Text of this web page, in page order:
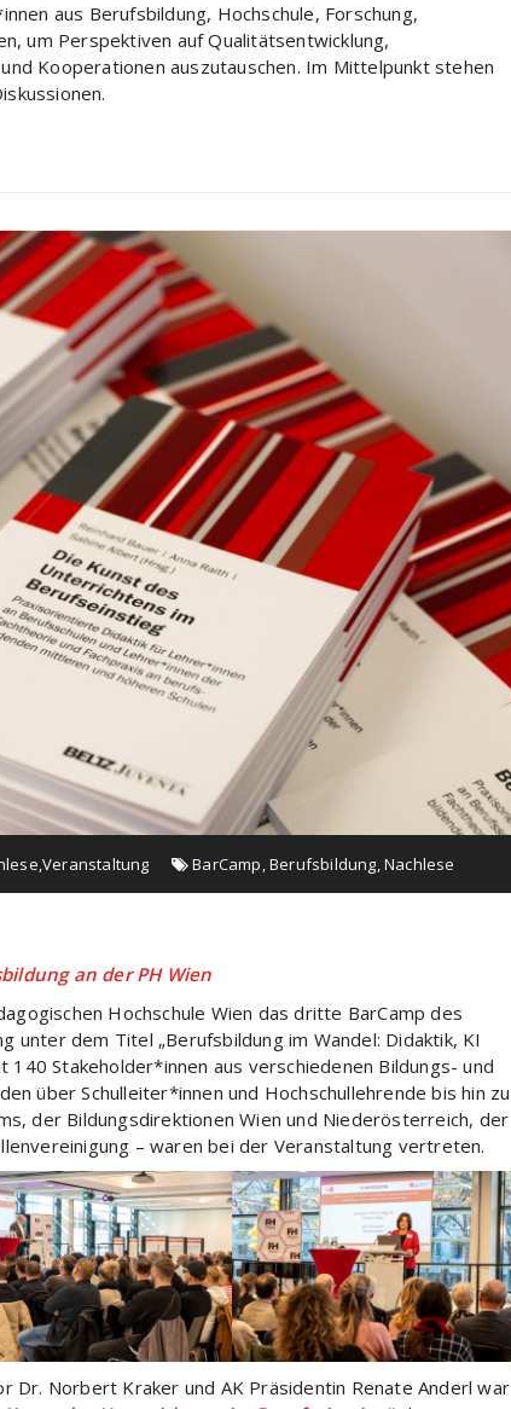
aus Berufsbildung, Hochschule, Forschung,
um Perspektiven auf Qualitätsentwicklung,
Kooperationen auszutauschen. Im Mittelpunkt stehen
,Veranstaltung BarCamp,Berufsbildung,Nachlese
an der PH Wien
Hochschule Wien das dritte BarCamp des
unter dem Titel „Berufsbildung im Wandel: Didaktik, KI
140 Stakeholder*innen aus verschiedenen Bildungs- und
über Schulleiter*innen und Hochschullehrende bis hin zu
der Bildungsdirektionen Wien und Niederösterreich, der
– waren bei der Veranstaltung vertreten.
Dr. Norbert Kraker und AK Präsidentin Renate Anderl war